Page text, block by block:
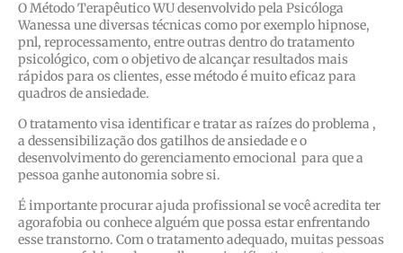
O Método Terapêutico WU desenvolvido pela Psicóloga
Wanessa une diversas técnicas como por exemplo hipnose,
pnl, reprocessamento, entre outras dentro do tratamento
psicológico, com o objetivo de alcançar resultados mais
rápidos para os clientes, esse método é muito eficaz para
quadros de ansiedade.
O tratamento visa identificar e tratar as raízes do problema ,
a dessensibilização dos gatilhos de ansiedade e o
desenvolvimento do gerenciamento emocional para que a
pessoa ganhe autonomia sobre si.
É importante procurar ajuda profissional se você acredita ter
agorafobia ou conhece alguém que possa estar enfrentando
esse transtorno. Com o tratamento adequado, muitas pessoas